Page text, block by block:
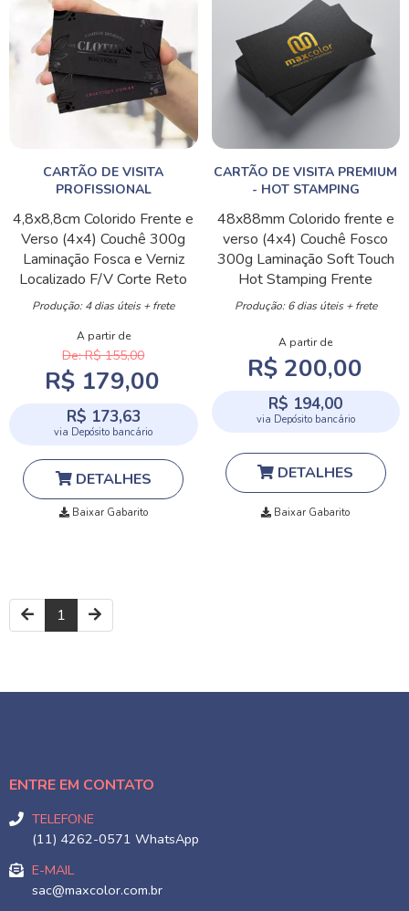
CARTÃO DE VISITA
PROFISSIONAL
4,8x8,8cm Colorido Frente e
Verso (4x4) Couchê 300g
Laminação Fosca e Verniz
Localizado F/VCorte Reto
Produção: 4 dias úteis + frete
A partir de
De: R$ 155,00
R$ 179,00
R$ 173,63
via Depósito bancário
DETALHES
Baixar Gabarito
CARTÃO DE VISITA PREMIUM
- HOT STAMPING
48x88mm Colorido frente e
verso (4x4) Couchê Fosco
300g Laminação Soft Touch
Hot Stamping Frente
Produção: 6 dias úteis + frete
A partir de
R$ 200,00
R$ 194,00
via Depósito bancário
DETALHES
Baixar Gabarito
1
ENTRE EM CONTATO
TELEFONE
(11) 4262-0571 WhatsApp
E-MAIL
sac@maxcolor.com.br